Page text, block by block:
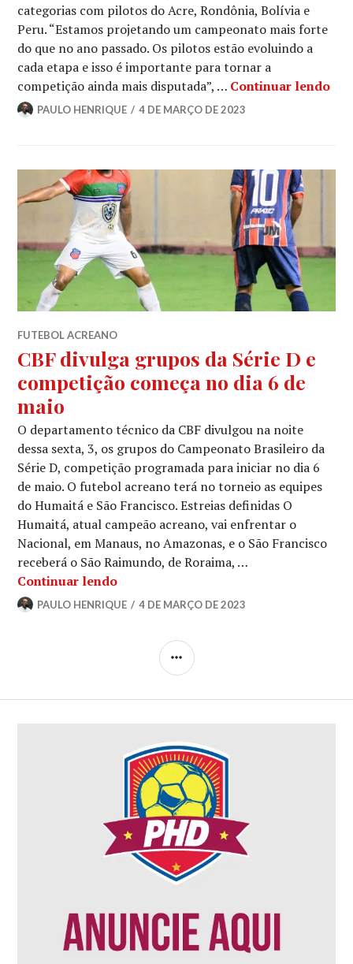
categorias com pilotos do Acre, Rondônia, Bolívia e
Peru. “Estamos projetando um campeonato mais forte
do que no ano passado. Os pilotos estão evoluindo a
cada etapa e isso é importante para tornar a
competição ainda mais disputada”, … Continuar lendo
PAULO HENRIQUE 4 DE MARÇO DE 2023
FUTEBOL ACREANO
CBF divulga grupos da Série D e
competição começa no dia 6 de
maio
O departamento técnico da CBF divulgou na noite
dessa sexta, 3, os grupos do Campeonato Brasileiro da
Série D, competição programada para iniciar no dia 6
de maio. O futebol acreano terá no torneio as equipes
do Humaitá e São Francisco. Estreias definidas O
Humaitá, atual campeão acreano, vai enfrentar o
Nacional, em Manaus, no Amazonas, e o São Francisco
receberá o São Raimundo, de Roraima, …
Continuar lendo
PAULO HENRIQUE 4 DE MARÇO DE 2023